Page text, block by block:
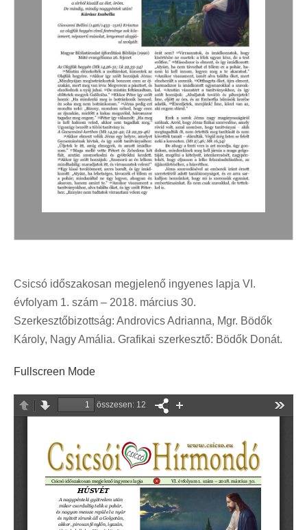
Csicsó időszakosan megjelenő ingyenes lapja VI.
évfolyam 1. szám – 2018. március 30.
Szerkesztőbizottság: Androvics Adrianna, Mgr. Bödők
Károly, Nagy Amália. Grafikai szerkesztő: Bödők Donát.
Fullscreen Mode